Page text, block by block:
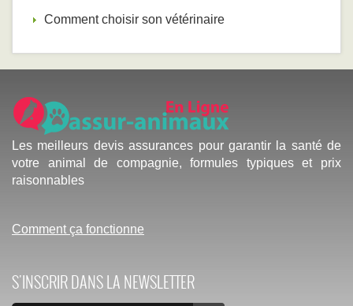
Comment choisir son vétérinaire
Les meilleurs devis assurances pour garantir la santé de
votre animal de compagnie, formules typiques et prix
raisonnables
Comment ça fonctionne
S'INSCRIR DANS LA NEWSLETTER